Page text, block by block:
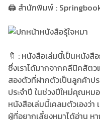
🖨 สำนักพิมพ์ :
🔖 : หนังสือเล่มนี้เป็นหนัง
ซึ่งเราได้มากจากคลีนิคสัต
สองตัวที่ฝากตัวเป็นลูกค้าป
ประจำปี ในช่วงปีใหม่คุณหม
หนังสือเล่มนี้เคลมตัวเองว่า
ผู้ที่อยากเลี้ยงหมาได้อ่าน ห